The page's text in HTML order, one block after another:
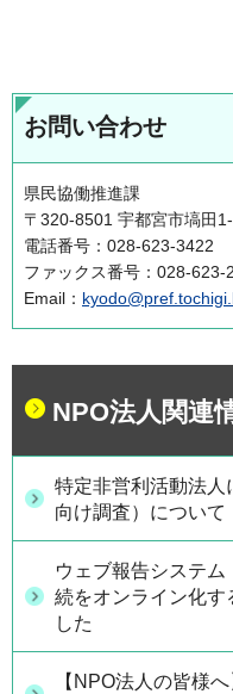
お問い合わせ
県民協働推進課
〒320-8501 宇都宮市塙田
電話番号：028-623-3422
ファックス番号：028-623-
Email：
NPO法人関連
特定非営利活動法人
向け調査）について
ウェブ報告システ
続をオンライン化す
した
【NPO法人の皆様